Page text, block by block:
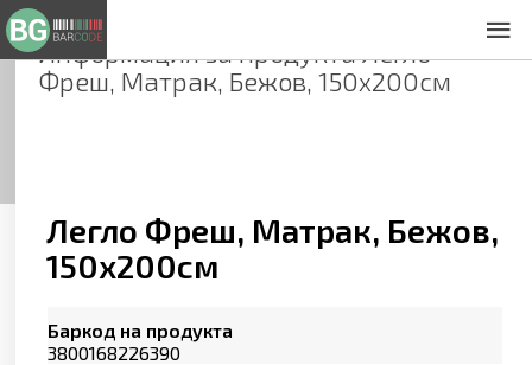
Информация за продуктаЛегло
Фреш, Матрак, Бежов, 150х200см
Легло Фреш, Матрак, Бежов,
150х200см
Баркод на продукта
3800168226390
Общи условия